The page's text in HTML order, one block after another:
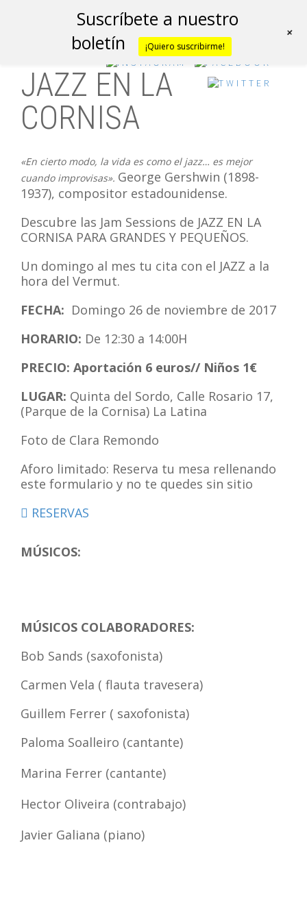
JAZZ EN LA
CORNISA
«En cierto modo, la vida es como el jazz… es mejor
cuando improvisas». George Gershwin (1898-
1937), compositor estadounidense.
Descubre las Jam Sessions de JAZZ EN LA
CORNISA PARA GRANDES Y PEQUEÑOS.
Un domingo al mes tu cita con el JAZZ a la
hora del Vermut.
FECHA: Domingo 26 de noviembre de 2017
HORARIO: De 12:30 a 14:00H
PRECIO: Aportación 6 euros// Niños 1€
LUGAR: Quinta del Sordo, Calle Rosario 17,
(Parque de la Cornisa) La Latina
Foto de Clara Remondo
Aforo limitado: Reserva tu mesa rellenando
este formulario y no te quedes sin sitio
RESERVAS
MÚSICOS:
MÚSICOS COLABORADORES:
Bob Sands (saxofonista)
Carmen Vela ( flauta travesera)
Guillem Ferrer ( saxofonista)
Paloma Soalleiro (cantante)
Marina Ferrer (cantante)
Hector Oliveira (contrabajo)
Javier Galiana (piano)
Suscríbete a nuestro
boletín
¡Quiero suscribirme!
+